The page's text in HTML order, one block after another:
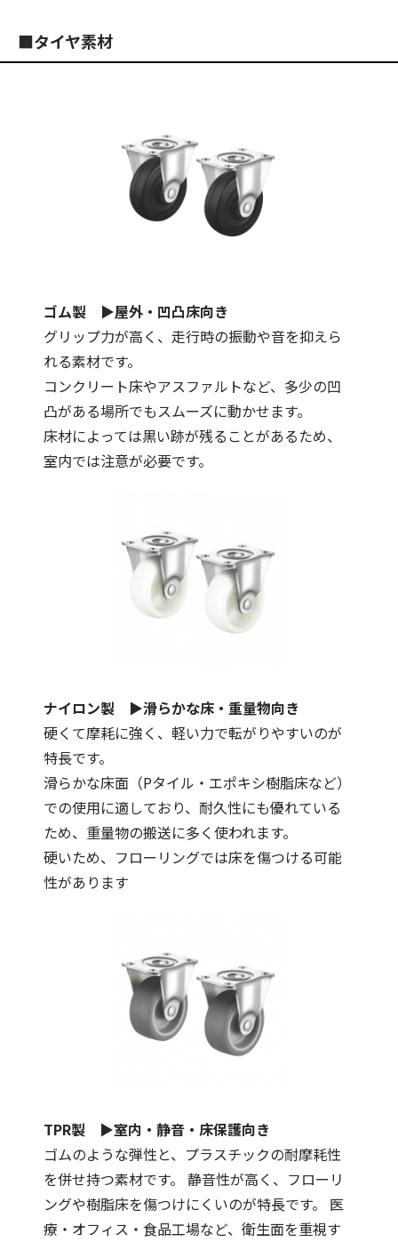
■タイヤ素材
ゴム製 ▶屋外・凹凸床向き
グリップ力が高く、走行時の振動や音を抑えら
れる素材です。
コンクリート床やアスファルトなど、多少の凹
凸がある場所でもスムーズに動かせます。
床材によっては黒い跡が残ることがあるため、
室内では注意が必要です。
ナイロン製 ▶滑らかな床・重量物向き
硬くて摩耗に強く、軽い力で転がりやすいのが
特長です。
滑らかな床面（Pタイル・エポキシ樹脂床など）
での使用に適しており、耐久性にも優れている
ため、重量物の搬送に多く使われます。
硬いため、フローリングでは床を傷つける可能
性があります
TPR製 ▶室内・静音・床保護向き
ゴムのような弾性と、プラスチックの耐摩耗性
を併せ持つ素材です。 静音性が高く、フローリ
ングや樹脂床を傷つけにくいのが特長です。 医
療・オフィス・食品工場など、衛生面を重視す